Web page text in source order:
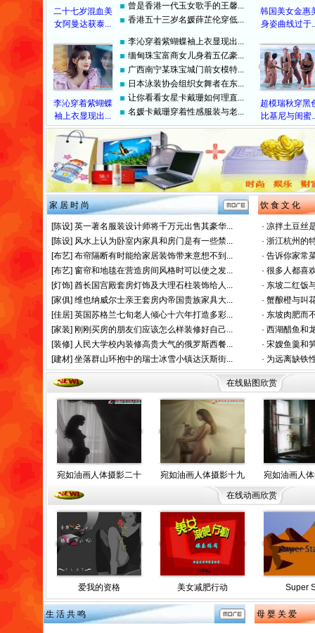
二十七岁混血美
女阿曼达获泰...
曾是香港一代玉女歌手的王馨...
香港五十三岁名媛薛芷伦穿低...
韩国美女金惠
身姿曲线过于
李沁穿着紫蝴蝶
袖上衣显现出...
李沁穿着紫蝴蝶袖上衣显现出...
缅甸珠宝富商女儿身着五亿豪...
广西南宁某珠宝城门前女模特...
日本泳装协会组织女舞者在东...
让你看看女星卡戴珊如何理直...
名媛卡戴珊穿着性感服装与老...
超模瑞秋穿黑
比基尼与闺蜜
家 居 时 尚
[陈设] 英一著名服装设计师将千万元出售其豪华...
[陈设] 风水上认为卧室内家具和房门是有一些禁...
[布艺] 布帘隔断有时能给家居装饰带来意想不到...
[布艺] 窗帘和地毯在营造房间风格时可以使之发...
[灯饰] 酋长国宫殿套房灯饰及大理石柱装饰给人...
[家俱] 维也纳威尔士亲王套房内帝国贵族家具大...
[佳居] 英国苏格兰七旬老人倾心十六年打造多彩...
[家装] 刚刚买房的朋友们应该怎么样装修好自己...
[装修] 人民大学校内装修高贵大气的俄罗斯西餐...
[建材] 坐落群山环抱中的瑞士冰雪小镇达沃斯街...
饮 食 文 化
· 凉拌土豆丝
· 浙江杭州的
· 告诉你家常
· 很多人都喜
· 东坡二红饭
· 蟹酿橙与叫
· 东坡肉肥而
· 西湖醋鱼和
· 宋嫂鱼羹和
· 为远离缺铁
在线贴图欣赏
宛如油画人体摄影二十 宛如油画人体摄影十九 宛如油画人
在线动画欣赏
爱我的资格 美女减肥行动 Super
生 活 共 鸣 母 婴 关 爱